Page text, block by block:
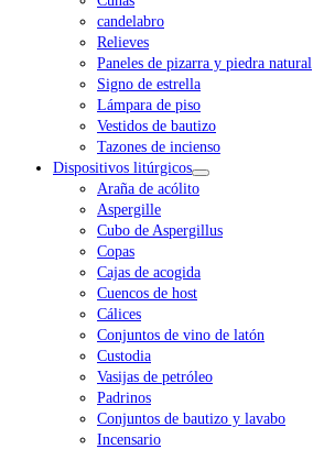
candelabro
Relieves
Paneles de pizarra y piedra natural
Signo de estrella
Lámpara de piso
Vestidos de bautizo
Tazones de incienso
Dispositivos litúrgicos
Araña de acólito
Aspergille
Cubo de Aspergillus
Copas
Cajas de acogida
Cuencos de host
Cálices
Conjuntos de vino de latón
Custodia
Vasijas de petróleo
Padrinos
Conjuntos de bautizo y lavabo
Incensario